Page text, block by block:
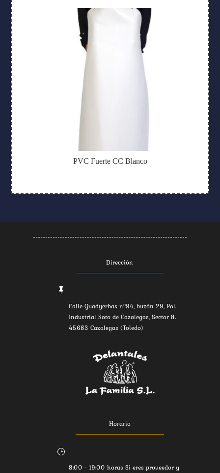
PVC Fuerte CC Blanco
Dirección

Calle Guadyerbas nº94, buzón 29, Pol.
Industrial Soto de Cazalegas, Sector 8.
45683 Cazalegas (Toledo)
Horario
}
8:00 - 19:00 horas Si eres proveedor y